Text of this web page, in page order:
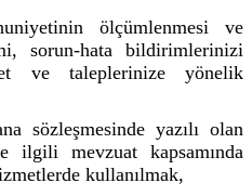
ölçümlenmesi ve
sorun-hata bildirimlerinizi
ve taleplerinize yönelik
sözleşmesinde yazılı olan
ilgili mevzuat kapsamında
kullanılmak,